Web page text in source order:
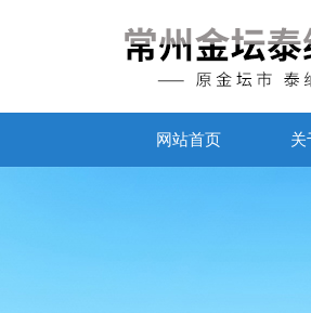
网站首页 关